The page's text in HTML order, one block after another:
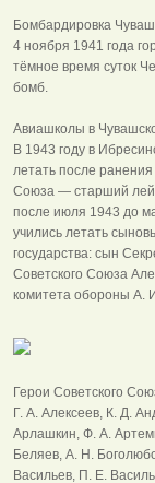
Бомбардировка
4 ноября 1941 года
тёмное время суток
бомб.
Авиашколы в
В 1943 году в
летать после
Союза — старший
после июля 1943 до
учились летать
государства: сын
Советского Союза
комитета обороны А.
Герои Советского
Г. А. Алексеев, К. Д.
Арлашкин, Ф. А.
Беляев, А. Н.
Васильев, П. Е.